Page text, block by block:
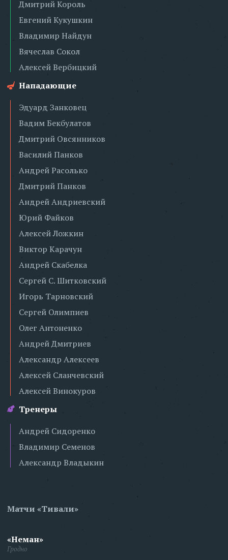
Дмитрий Король
Евгений Кукушкин
Владимир Найдун
Вячеслав Сокол
Алексей Вербицкий
Нападающие
Эдуард Занковец
Вадим Бекбулатов
Дмитрий Овсянников
Василий Панков
Андрей Расолько
Дмитрий Панков
Андрей Андриевский
Юрий Файков
Алексей Ложкин
Виктор Карачун
Андрей Скабелка
Сергей С. Шитковский
Игорь Тарновский
Сергей Олимпиев
Олег Антоненко
Андрей Дмитриев
Александр Алексеев
Алексей Сланчевский
Алексей Винокуров
Тренеры
Андрей Сидоренко
Владимир Семенов
Александр Владыкин
Матчи «Тивали»
«Неман»
Гродно